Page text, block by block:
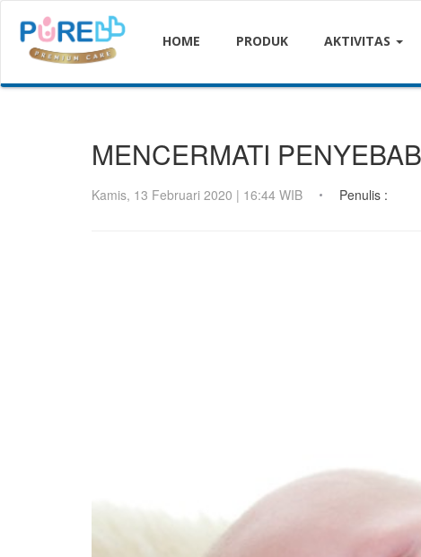
HOME PRODUK AKTIVITAS
MENCERMATI
Kamis, 13 Februari 2020 | 16:44 WIB Penulis :